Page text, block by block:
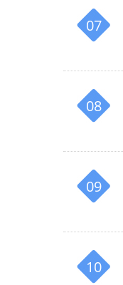
07
08
09
10